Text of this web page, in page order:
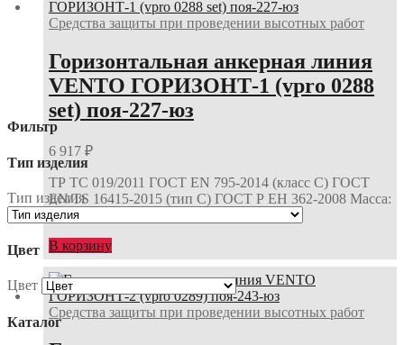
Средства защиты при проведении высотных работ
Горизонтальная анкерная линия
VENTO ГОРИЗОНТ-1 (vpro 0288
set) поя-227-юз
6 917 ₽
ТР ТС 019/2011 ГОСТ EN 795-2014 (класс С) ГОСТ
EN/TS 16415-2015 (тип С) ГОСТ Р ЕН 362-2008 Масса:
3300 г Длина: 20 м (макс.) Ширина:…
В корзину
Средства защиты при проведении высотных работ
Фильтр
Тип изделия
Тип изделия
Цвет
Цвет
Каталог